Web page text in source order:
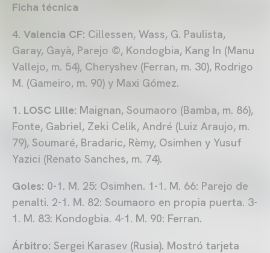
Ficha técnica
4. Valencia CF: Cillessen, Wass, G. Paulista,
Garay, Gayà, Parejo ©, Kondogbia, Kang In (Manu
Vallejo, m. 54), Cheryshev (Ferran, m. 30), Rodrigo
M. (Gameiro, m. 90) y Maxi Gómez.
1. LOSC Lille: Maignan, Soumaoro (Bamba, m. 86),
Fonte, Gabriel, Zeki Celik, André (Luiz Araujo, m.
79), Soumaré, Bradaric, Rèmy, Osimhen y Yusuf
Yazici (Renato Sanches, m. 74).
Goles: 0-1. M. 25: Osimhen. 1-1. M. 66: Parejo de
penalti. 2-1. M. 82: Soumaoro en propia puerta. 3-
1. M. 83: Kondogbia. 4-1. M. 90: Ferran.
Árbitro: Sergei Karasev (Rusia). Mostró tarjeta